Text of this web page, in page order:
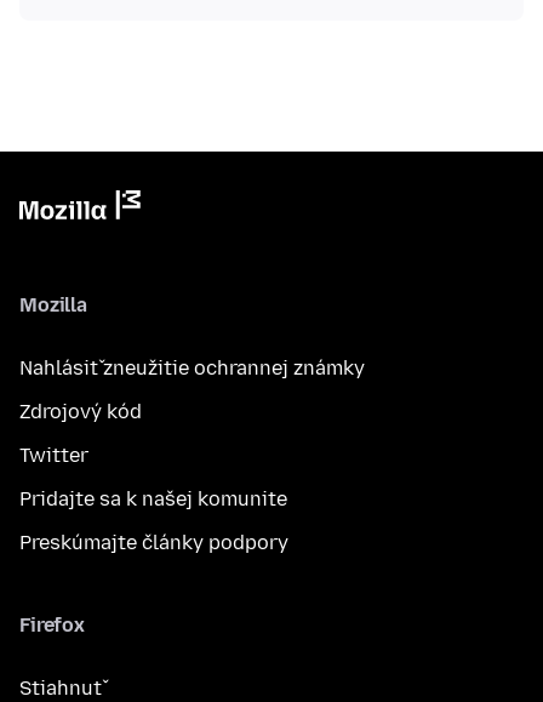
Mozilla
Nahlásiť zneužitie ochrannej známky
Zdrojový kód
Twitter
Pridajte sa k našej komunite
Preskúmajte články podpory
Firefox
Stiahnuť